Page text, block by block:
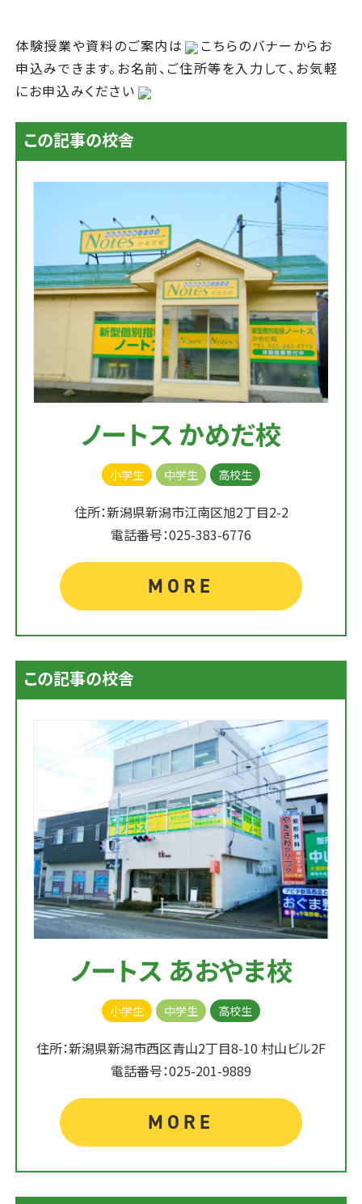
体験授業や資料のご案内は
こちらのバナーからお
申込みできます。お名前、ご住所等を入力して、お気軽
にお申込みください
この記事の校舎
ノートス かめだ校
小学生 中学生 高校生
住所：新潟県新潟市江南区旭2丁目2-2
電話番号：025-383-6776
MORE
この記事の校舎
ノートス あおやま校
小学生 中学生 高校生
住所：新潟県新潟市西区青山2丁目8-10 村山ビル2F
電話番号：025-201-9889
MORE